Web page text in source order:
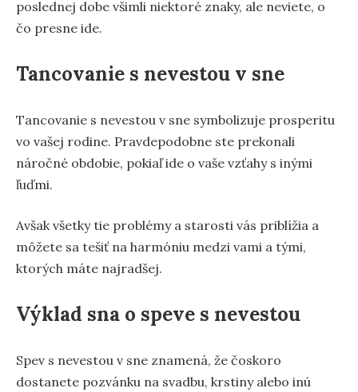
poslednej dobe všimli niektoré znaky, ale neviete, o
čo presne ide.
Tancovanie s nevestou v sne
Tancovanie s nevestou v sne symbolizuje prosperitu
vo vašej rodine. Pravdepodobne ste prekonali
náročné obdobie, pokiaľ ide o vaše vzťahy s inými
ľuďmi.
Avšak všetky tie problémy a starosti vás priblížia a
môžete sa tešiť na harmóniu medzi vami a tými,
ktorých máte najradšej.
Výklad sna o speve s nevestou
Spev s nevestou v sne znamená, že čoskoro
dostanete pozvánku na svadbu, krstiny alebo inú